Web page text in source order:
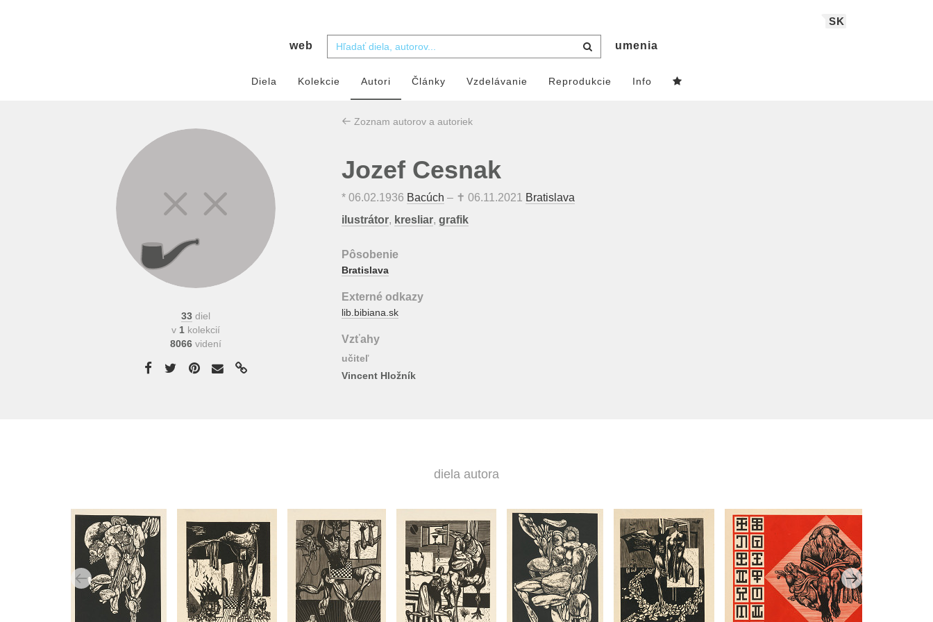
SK
web umenia
Diela Kolekcie Autori Články Vzdelávanie Reprodukcie Info
33 diel
v 1 kolekcií
8066 videní
Zoznam autorov a autoriek
Jozef Cesnak
* 06.02.1936 Bacúch – ✝ 06.11.2021
Bratislava
ilustrátor, kresliar, grafik
Pôsobenie
Bratislava
Externé odkazy
lib.bibiana.sk
Vzťahy
učiteľ
Vincent Hložník
diela autora